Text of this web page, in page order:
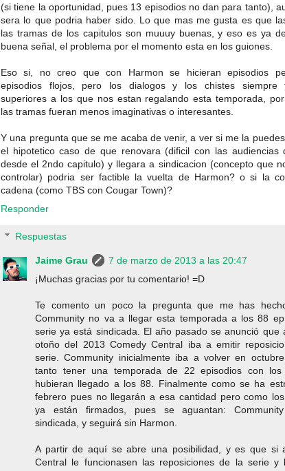
(si tiene la oportunidad, pues 13 episodios no dan para tanto),
sera lo que podria haber sido. Lo que mas me gusta es que
las tramas de los capitulos son muuuy buenas, y eso es ya
buena señal, el problema por el momento esta en los guiones.
Eso si, no creo que con Harmon se hicieran episodios
episodios flojos, pero los dialogos y los chistes siempre
superiores a los que nos estan regalando esta temporada,
las tramas fueran menos imaginativas o interesantes.
Y una pregunta que se me acaba de venir, a ver si me la
el hipotetico caso de que renovara (dificil con las audiencias
desde el 2ndo capitulo) y llegara a sindicacion (concepto que
controlar) podria ser factible la vuelta de Harmon? o si la
cadena (como TBS con Cougar Town)?
Responder
Respuestas
Jaime Grau
7 de marzo de 2013 a las 20:47
¡Muchas gracias por tu comentario! =D
Te comento un poco la pregunta que me has
Community no va a llegar esta temporada a los 88
serie ya está sindicada. El año pasado se anunció que
otoño del 2013 Comedy Central iba a emitir
serie. Community inicialmente iba a volver en
tanto tener una temporada de 22 episodios con
hubieran llegado a los 88. Finalmente como se ha
febrero pues no llegarán a esa cantidad pero como
ya están firmados, pues se aguantan:
sindicada, y seguirá sin Harmon.
A partir de aquí se abre una posibilidad, y es que si
Central le funcionasen las reposiciones de la serie y